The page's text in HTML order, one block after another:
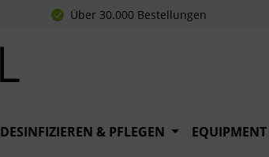
Über 30.000 Bestellungen
DESINFIZIEREN & PFLEGEN EQUIPMENT